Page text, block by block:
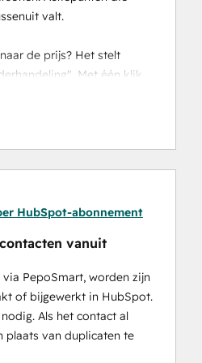
valt.
Met één klik
AI-suggesties
HubSpot-abonnement
vanuit
PepoSmart, worden zijn
of bijgewerkt in HubSpot.
Als het contact al
plaats van duplicaten te